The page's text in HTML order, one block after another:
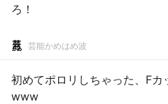
ろ！
芸能かめはめ波
初めてポロリしちゃった、Fカ
www